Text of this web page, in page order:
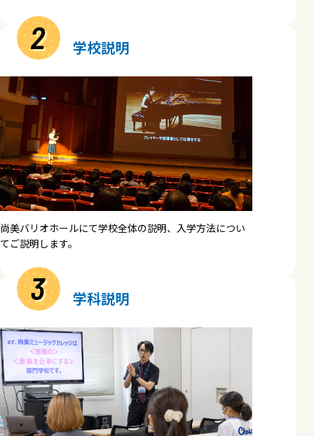
2 学校説明
尚美バリオホールにて学校全体の説明、入学方法につい
てご説明します。
3 学科説明